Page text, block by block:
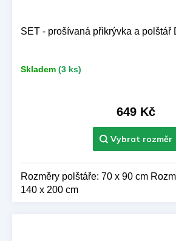
SET - prošívaná přikrývka a polštář
Skladem (3 ks)
649 Kč
Rozměry polštáře: 70 x 90 cm
140 x 200 cm